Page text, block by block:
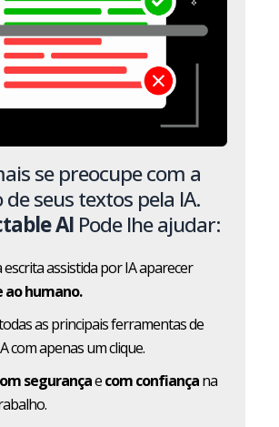
se preocupe com a
de seus textos pela IA.
AI Pode lhe ajudar:
escrita assistida por IA aparecer
humano.
as principais ferramentas de
com apenas um clique.
segurançaecom confiançana